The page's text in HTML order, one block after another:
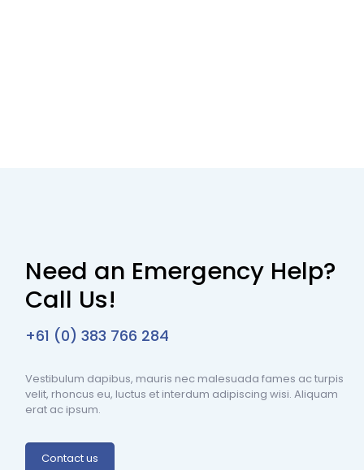
Need an Emergency Help?
Call Us!
+61 (0) 383 766 284
Vestibulum dapibus, mauris nec malesuada fames ac turpis
velit, rhoncus eu, luctus et interdum adipiscing wisi. Aliquam
erat ac ipsum.
Contact us